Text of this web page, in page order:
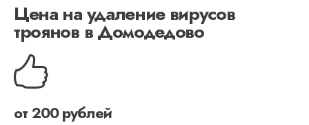
Цена на удаление вирусов
троянов в Домодедово
от 200 рублей